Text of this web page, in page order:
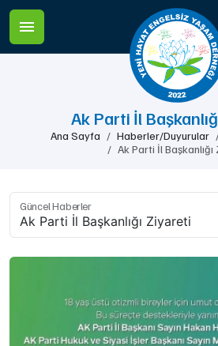
Ana Sayfa Haberler/Duyurular
Ak Parti İl
Ak Parti İl
Güncel Haberler